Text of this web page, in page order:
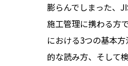
膨らんでしまった、
施工管理に携わる方
における3つの基本
的な読み方、そして